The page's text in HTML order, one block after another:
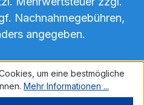
Nachnahmegebühren,
angegeben.
um eine bestmögliche
Mehr Informationen ...